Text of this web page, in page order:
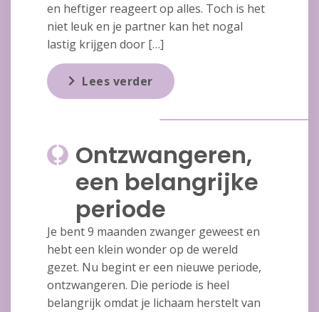
en heftiger reageert op alles. Toch is het
niet leuk en je partner kan het nogal
lastig krijgen door […]
Lees verder
Ontzwangeren,
een belangrijke
periode
Je bent 9 maanden zwanger geweest en
hebt een klein wonder op de wereld
gezet. Nu begint er een nieuwe periode,
ontzwangeren. Die periode is heel
belangrijk omdat je lichaam herstelt van